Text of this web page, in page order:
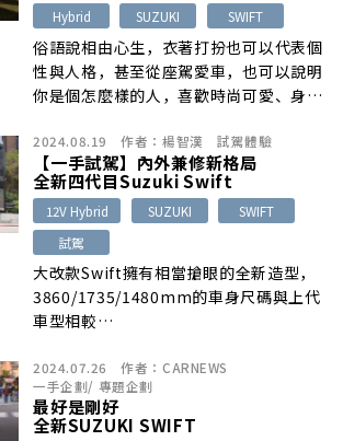
Hybrid SUZUKI SWIFT
俗語說相由心生，衣著打扮也可以代表個
性與人格，甚至從座駕愛車，也可以說明
你是個怎麼樣的人，喜歡時尚可愛、身段
2024.08.19 作者： 楊智漢 試駕體驗
【一手試駕】內外兼修新格局
全新四代目Suzuki Swift
12V Hybrid SUZUKI
SWIFT
試駕
大改款Swift擁有相當搶眼的全新造型，
3860/1735/1480mm的車身尺碼與上代
車型相較…
2024.07.26 作者： CARNEWS
一手企劃/ 專題企劃
最好是剛好
全新SUZUKI SWIFT